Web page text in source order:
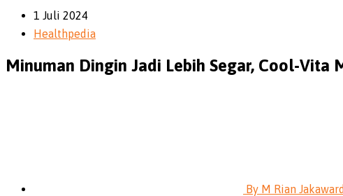
1 Juli 2024
Healthpedia
Minuman Dingin Jadi Lebih Segar, Cool-Vita
By M Rian